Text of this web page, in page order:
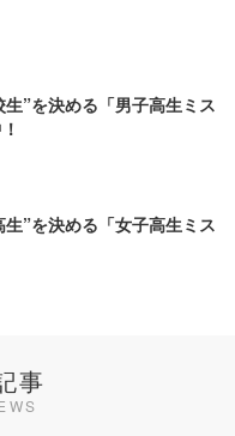
”を決める「男子高生ミス
”を決める「女子高生ミス
事